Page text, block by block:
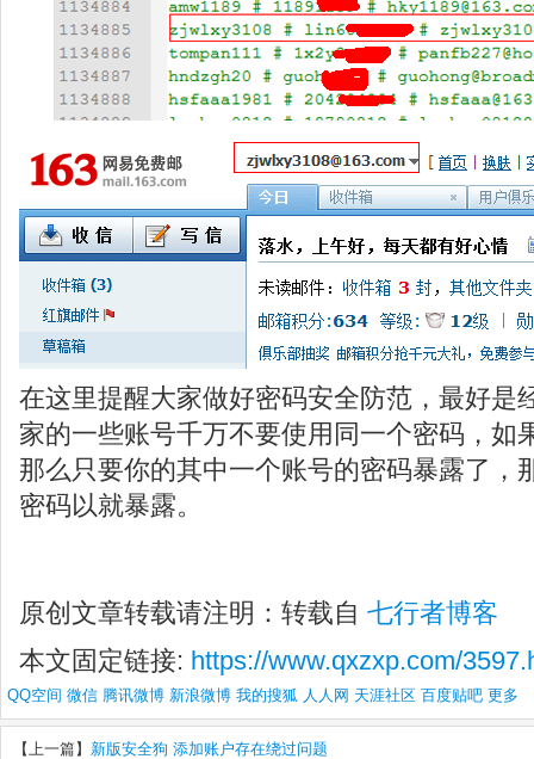
在这里提醒大家做好密码安全防范，最好是
家的一些账号千万不要使用同一个密码，如
那么只要你的其中一个账号的密码暴露了，
密码以就暴露。
原创文章转载请注明：转载自 七行者博客
本文固定链接: https://www.qxzxp.com/
QQ空间 微信 腾讯微博 新浪微博 我的搜狐 人人网 天涯社区 百度贴吧 更多
【上一篇】 新版安全狗 添加账户存在绕过问题